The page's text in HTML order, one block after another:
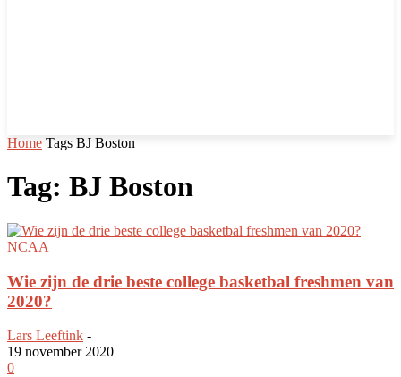
Home Tags BJ Boston
Tag: BJ Boston
NCAA
Wie zijn de drie beste college basketbal freshmen van
2020?
Lars Leeftink -
19 november 2020
0